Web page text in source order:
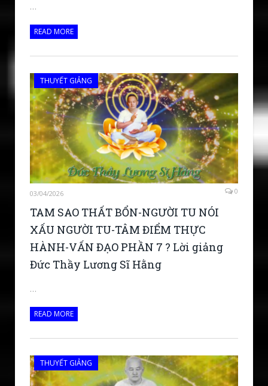
…
READ MORE
THUYẾT GIẢNG
03/04/2026 0
TAM SAO THẤT BỔN-NGƯỜI TU NÓI
XẤU NGƯỜI TU-TÂM ĐIỂM THỰC
HÀNH-VẤN ĐẠO PHẦN 7 ? Lời giảng
Đức Thầy Lương Sĩ Hằng
…
READ MORE
THUYẾT GIẢNG